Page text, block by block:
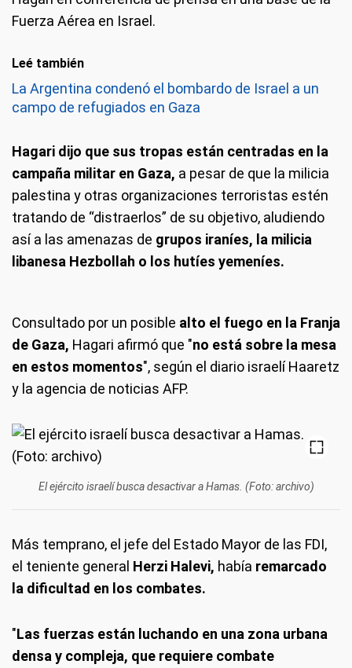
Fuerza Aérea en Israel.
Leé también
La Argentina condenó el bombardo de Israel a un
campo de refugiados en Gaza
Hagari dijo que sus tropas están centradas en la
campaña militar en Gaza, a pesar de que la milicia
palestina y otras organizaciones terroristas estén
tratando de “distraerlos” de su objetivo, aludiendo
así a las amenazas de grupos iraníes, la milicia
libanesa Hezbollah o los hutíes yemeníes.
Consultado por un posible alto el fuego en la Franja
de Gaza, Hagari afirmó que "no está sobre la mesa
en estos momentos", según el diario israelí Haaretz
y la agencia de noticias AFP.
El ejército israelí busca desactivar a Hamas. (Foto: archivo)
Más temprano, el jefe del Estado Mayor de las FDI,
el teniente general Herzi Halevi, había remarcado
la dificultad en los combates.
"Las fuerzas están luchando en una zona urbana
densa y compleja, que requiere combate